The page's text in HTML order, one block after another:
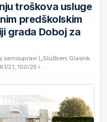
troškova usluge
predškolskim
grada Doboj za
samoupravi („Službeni Glasnik
21, 100/25 i…